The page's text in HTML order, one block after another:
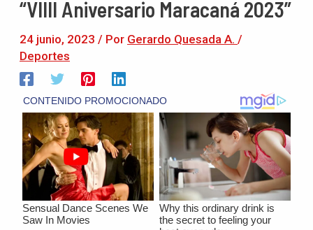
“VIIII Aniversario Maracaná 2023”
24 junio, 2023 / Por Gerardo Quesada A. /
Deportes